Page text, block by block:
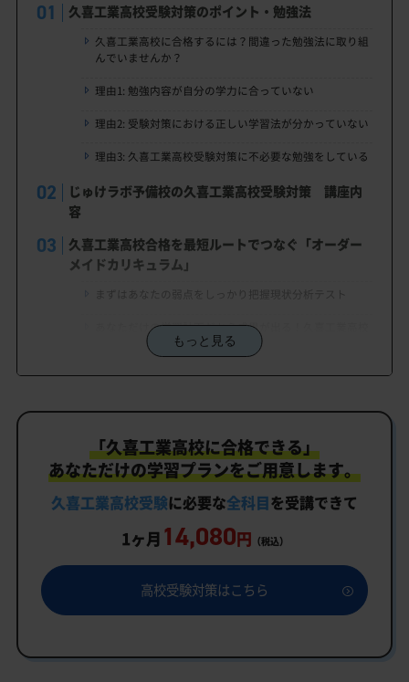
久喜工業高校受験対策のポイント・勉強法
久喜工業高校に合格するには？間違った勉強法に取り組
んでいませんか？
理由1: 勉強内容が自分の学力に合っていない
理由2: 受験対策における正しい学習法が分かっていない
理由3: 久喜工業高校受験対策に不必要な勉強をしている
じゅけラボ予備校の久喜工業高校受験対策 講座内
容
久喜工業高校合格を最短ルートでつなぐ「オーダー
メイドカリキュラム」
まずはあなたの弱点をしっかり把握現状分析テスト
あなただけの学習計画だから成果が出る！久喜工業高校
合格に向けた受験対策カリキュラム
学習効果をしっかり確認定着度テスト
一人でも安心、学習相談
生徒にピッタリ合った「久喜工業高校対策のオーダ
ーメイドカリキュラム」だから成果が出る！
カリキュラムや料金についてお気軽にご相談くださ
久喜工業高校受験専門のオンライン家庭教師「いつ
でもクイック指導」もご用意
久喜工業高校の特徴
もっと見る
「久喜工業高校に合格できる」
あなただけの学習プランをご用意します。
久喜工業高校受験に必要な全科目を受講できて
1ヶ月 14,080円 （税込）
高校受験対策はこちら